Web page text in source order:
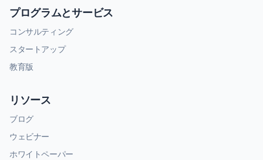
プログラムとサービス
コンサルティング
スタートアップ
教育版
リソース
ブログ
ウェビナー
ホワイトペーパー